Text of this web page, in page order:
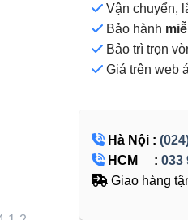
Vận chuyển,
Bảo hành
Bảo trì trọn
Giá trên web
Hà Nội :
HCM : 033
Giao hàng